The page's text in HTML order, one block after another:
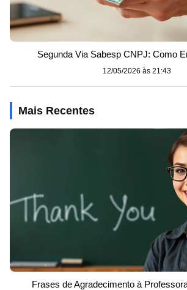
Segunda Via Sabesp CNPJ: Como
12/05/2026 às 21:43
Mais Recentes
Frases de Agradecimento à